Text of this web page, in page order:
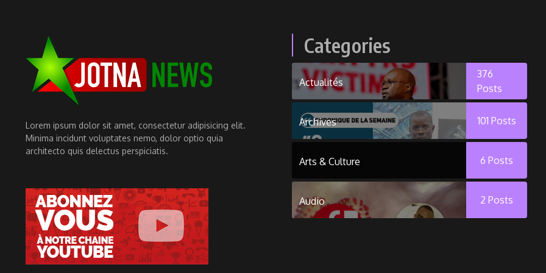
Lorem ipsum dolor sit amet, consectetur adipisicing elit.
Minima incidunt voluptates nemo, dolor optio quia
architecto quis delectus perspiciatis.
Categories
Actualités
376
Posts
Archives 101 Posts
Arts & Culture 6Posts
Audio 2Posts